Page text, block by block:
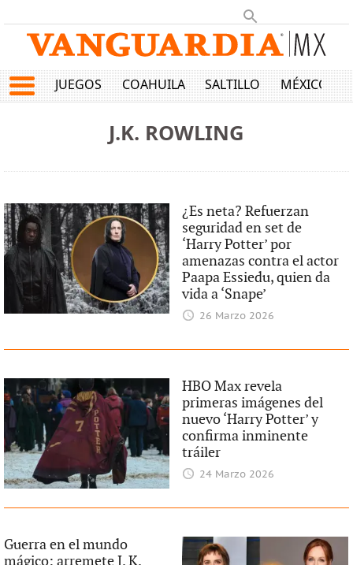
JUEGOS COAHUILA SALTILLO MÉXICO
J.K. ROWLING
¿Es neta? Refuerzan
seguridad en set de
‘Harry Potter’ por
amenazas contra el actor
Paapa Essiedu, quien da
vida a ‘Snape’
26 Marzo 2026
HBO Max revela
primeras imágenes del
nuevo ‘Harry Potter’ y
confirma inminente
tráiler
24 Marzo 2026
Guerra en el mundo
mágico: arremete J. K.